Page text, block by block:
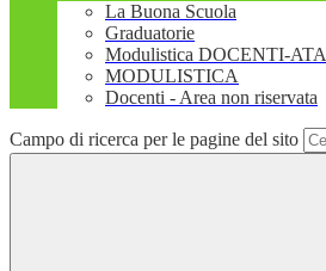
La Buona Scuola
Graduatorie
Modulistica DOCENTI-ATA
MODULISTICA
Docenti - Area non riservata
Campo di ricerca per le pagine del sito